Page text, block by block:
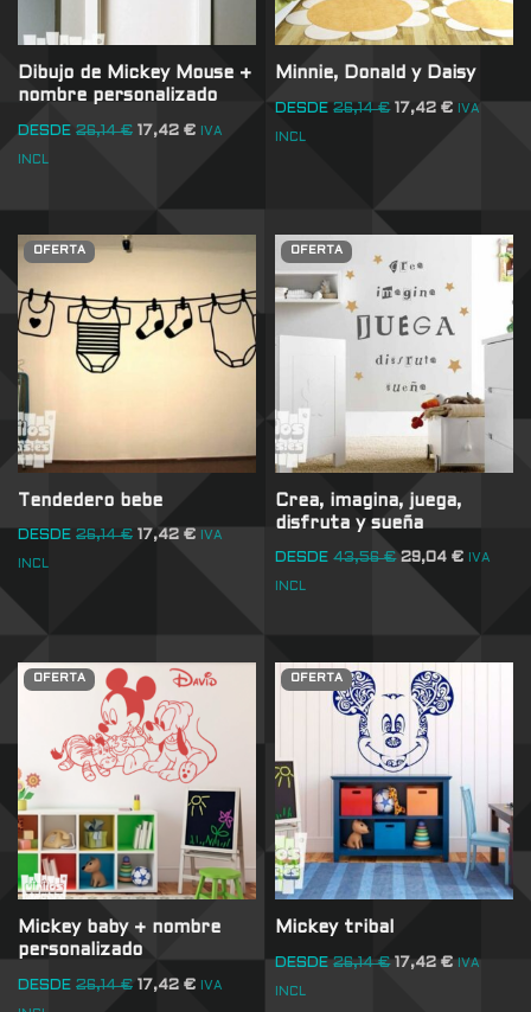
Dibujo de Mickey Mouse +
nombre personalizado
DESDE 26,14€ 17,42 € IVA
INCL
Minnie, Donald y Daisy
DESDE 26,14€ 17,42€ IVA
INCL
OFERTA
Tendedero bebe
DESDE 26,14€ 17,42 € IVA
INCL
OFERTA
Crea, imagina, juega,
disfruta y sueña
DESDE 43,56€ 29,04€ IVA
INCL
OFERTA
Mickey baby + nombre
personalizado
DESDE 26,14€ 17,42 € IVA
OFERTA
Mickey tribal
DESDE 26,14€ 17,42€ IVA
INCL